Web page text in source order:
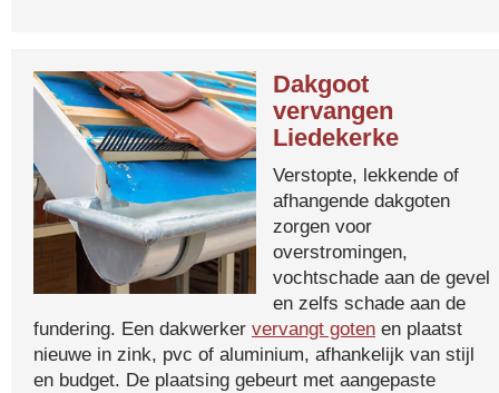
Dakgoot
vervangen
Liedekerke
Verstopte, lekkende of
afhangende dakgoten
zorgen voor
overstromingen,
vochtschade aan de gevel
en zelfs schade aan de
fundering. Een dakwerker vervangt goten en plaatst
nieuwe in zink, pvc of aluminium, afhankelijk van stijl
en budget. De plaatsing gebeurt met aangepaste